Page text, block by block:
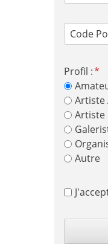
Code
Profil :
Artiste
Artiste
Autre